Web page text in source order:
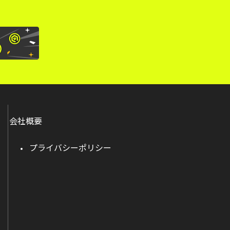
会社概要
プライバシーポリシー